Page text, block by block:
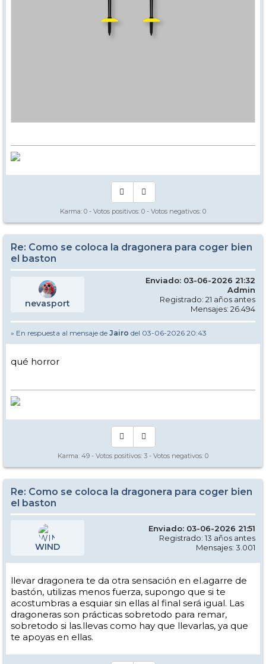
Karma: 0 - Votos positivos: 0 - Votos negativos: 0
Re: Como se coloca la dragonera para coger bien
el baston
nevasport
Enviado: 03-06-2026 21:32
Admin
Registrado: 21 años antes
Mensajes: 26.494
» En respuesta al mensaje de Jairo del 03-06-2026 20:43
qué horror
Karma: 49 - Votos positivos: 3 - Votos negativos: 0
Re: Como se coloca la dragonera para coger bien
el baston
WIND
Enviado: 03-06-2026 21:51
Registrado: 13 años antes
Mensajes: 3.001
llevar dragonera te da otra sensación en el.agarre de
bastón, utilizas menos fuerza, supongo que si te
acostumbras a esquiar sin ellas al final será igual. Las
dragoneras son prácticas sobretodo para remar,
sobretodo si las.llevas como hay que llevarlas, ya que
te apoyas en ellas.